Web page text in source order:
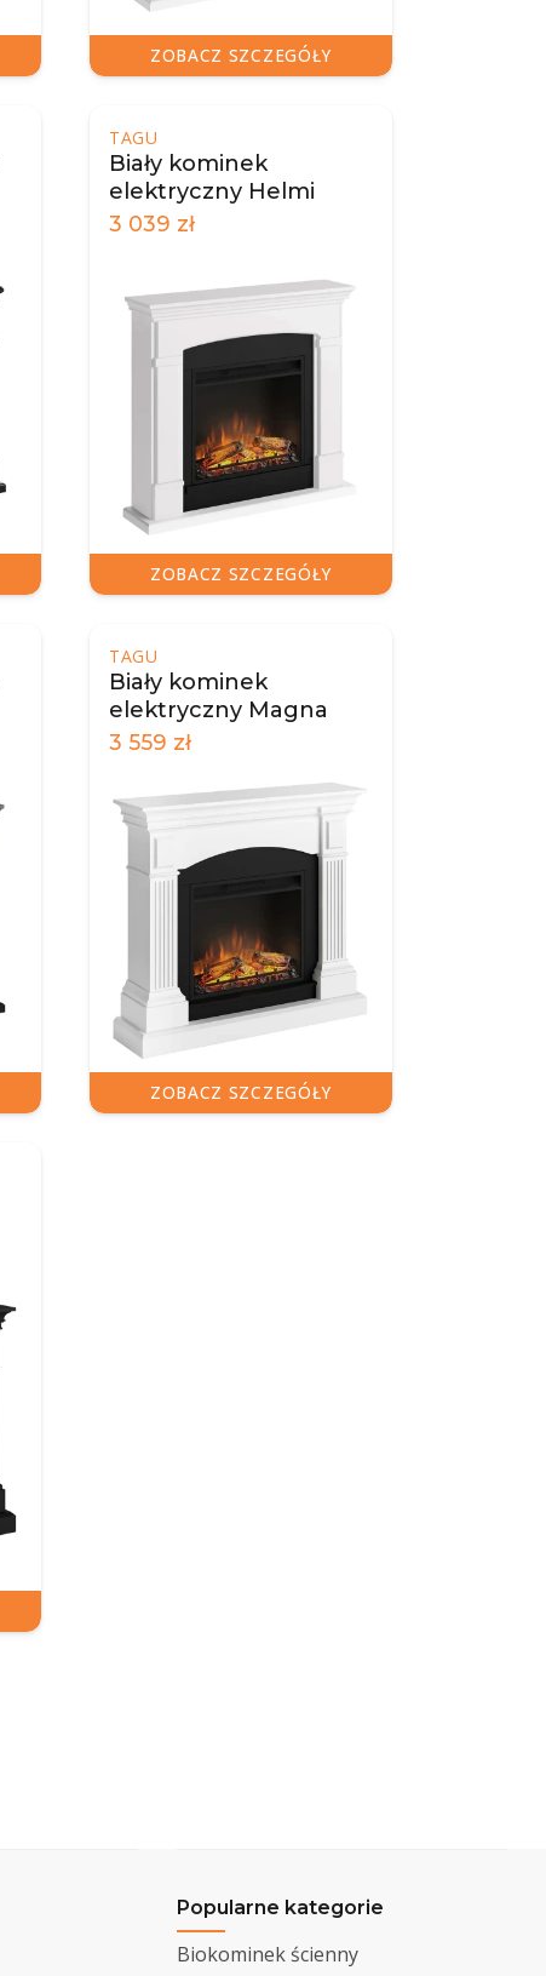
ZOBACZ SZCZEGÓŁY
TAGU
Biały kominek
elektryczny Helmi
3 039 zł
ZOBACZ SZCZEGÓŁY
TAGU
Biały kominek
elektryczny Magna
3 559 zł
ZOBACZ SZCZEGÓŁY
Popularne kategorie
Biokominek ścienny